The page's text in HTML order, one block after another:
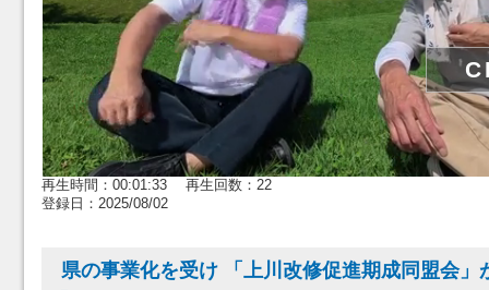
再生時間：00:01:33 再生回数：22
登録日：2025/08/02
県の事業化を受け 「上川改修促進期成同盟会」